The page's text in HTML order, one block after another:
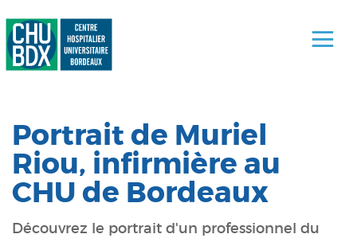
Portrait de Muriel
Riou, infirmière au
CHU de Bordeaux
Découvrez le portrait d'un professionnel du